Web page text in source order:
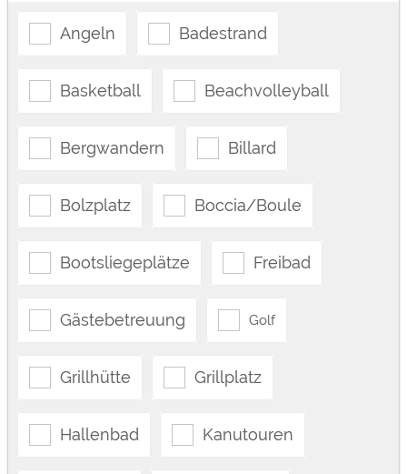
Angeln Badestrand
Basketball Beachvolleyball
Bergwandern Billard
Bolzplatz Boccia/Boule
Bootsliegeplätze Freibad
Gästebetreuung Golf
Grillhütte Grillplatz
Hallenbad Kanutouren